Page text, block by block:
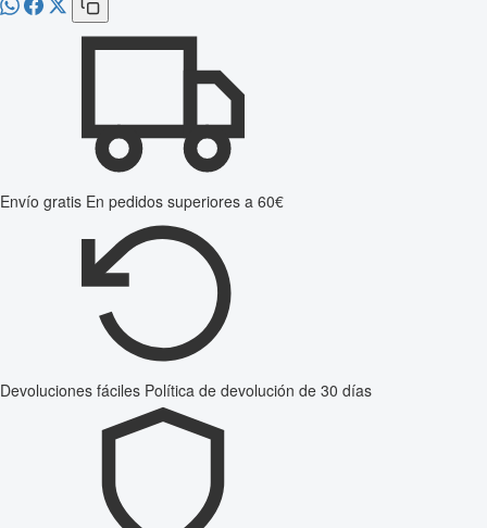
Envío gratis En pedidos superiores a 60€
Devoluciones fáciles Política de devolución de 30 días